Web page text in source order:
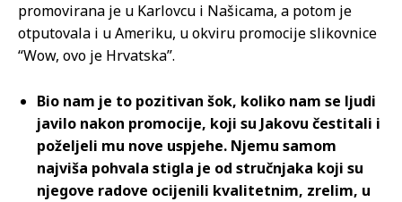
promovirana je u Karlovcu i Našicama, a potom je
otputovala i u Ameriku, u okviru promocije slikovnice
“Wow, ovo je Hrvatska”.
Bio nam je to pozitivan šok, koliko nam se ljudi
javilo nakon promocije, koji su Jakovu čestitali i
poželjeli mu nove uspjehe. Njemu samom
najviša pohvala stigla je od stručnjaka koji su
njegove radove ocijenili kvalitetnim, zrelim, u